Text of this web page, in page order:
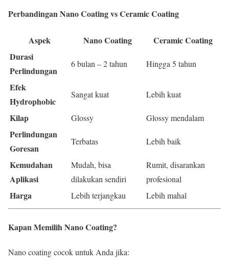
Perbandingan Nano Coating vs Ceramic Coating
Aspek Nano Coating
Ceramic Coating
Durasi
Perlindungan
6 bulan – 2 tahun Hingga 5 tahun
Efek
Hydrophobic
Sangat kuat Lebih kuat
Kilap Glossy Glossy mendalam
Perlindungan
Goresan
Terbatas Lebih baik
Kemudahan
Aplikasi
Mudah, bisa
dilakukan sendiri
Rumit, disarankan
profesional
Harga Lebih terjangkau Lebih mahal
Kapan Memilih Nano Coating?
Nano coating cocok untuk Anda jika: